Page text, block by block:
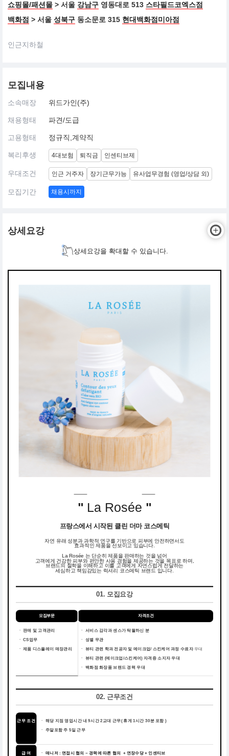
쇼핑몰/패션몰 > 서울 강남구 영동대로 513 스타필드코엑스점
백화점 > 서울 성북구 동소문로 315 현대백화점미아점
인근지하철
모집내용
소속매장 위드가인(주)
채용형태 파견/도급
고용형태 정규직,계약직
복리후생 4대보험 퇴직금 인센티브제
우대조건 인근 거주자 장기근무가능 유사업무경험 (영업/상담 외)
모집기간 채용시까지
상세요강
상세요강을 확대할 수 있습니다.
" La Rosée "
프랑스에서 시작된 클린 더마 코스메틱
자연 유래 성분과 과학적 연구를 기반으로 피부에 안전하면서도
효과적인 제품을 선보이고 있습니다.
La Rosée 는 단순히 제품을 판매하는 것을 넘어
고객에게 건강한 피부와 편안한 사용 경험을 제공하는 것을 목표로 하며,
브랜드의 철학을 이해하고 이를 고객에게 자연스럽게 전달하는
세심하고 책임감있는 럭셔리 코스메틱 브랜드 입니다.
01. 모집요강
모집부문 자격조건
ㆍ 판매 및 고객관리
ㆍ CS업무
ㆍ 제품 디스플레이 매장관리
ㆍ
서비스 감각과 센스가 탁월하신 분
ㆍ
성별 무관
ㆍ
뷰티 관련 학과 전공자 및 메이크업/ 스킨케어 과정 수료자우대
ㆍ
뷰티 관련 (메이크업/스킨케어) 자격증 소지자 우대
ㆍ 백화점 화장품 브랜드 경력 우대
02. 근무조건
근무 조건 ㆍ 해당 지점 영업시간 내 9시간 2교대 근무( 휴게 1시간 30분 포함 )
ㆍ 주말포함 주 5일 근무
급 여 ㆍ 매니저 : 면접시 협의 ~ 경력에 따른 협의 + 연장수당 + 인센티브